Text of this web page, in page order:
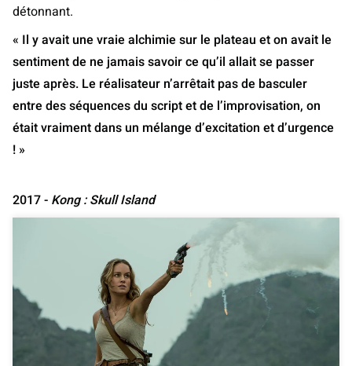
détonnant.
« Il y avait une vraie alchimie sur le plateau et on avait le
sentiment de ne jamais savoir ce qu’il allait se passer
juste après. Le réalisateur n’arrêtait pas de basculer
entre des séquences du script et de l’improvisation, on
était vraiment dans un mélange d’excitation et d’urgence
! »
2017 - Kong : Skull Island